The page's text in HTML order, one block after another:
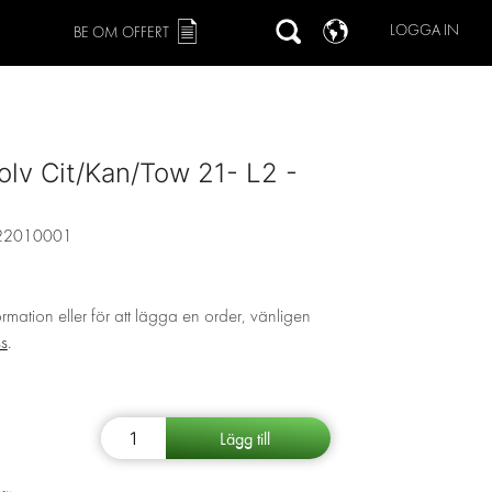
LOGGA IN
BE OM OFFERT
Cit/Kan/Tow 21- L2 -
eller för att lägga en order, vänligen
.